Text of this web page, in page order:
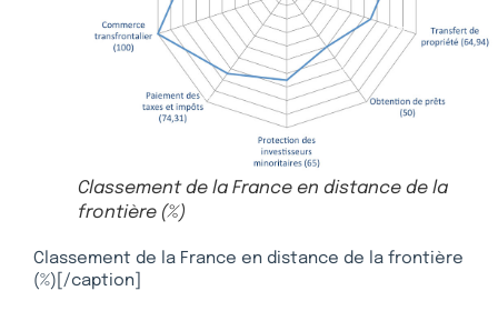
Classement de la France en distance de la
frontière (%)
Classement de la France en distance de la frontière
(%)[/caption]